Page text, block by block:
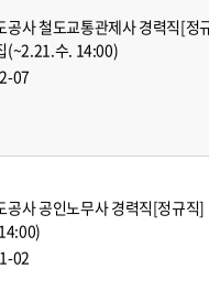
공사 철도교통관제사 경력직[정
(~2.21.수. 14:00)
07
공사 공인노무사 경력직[정규직]
02